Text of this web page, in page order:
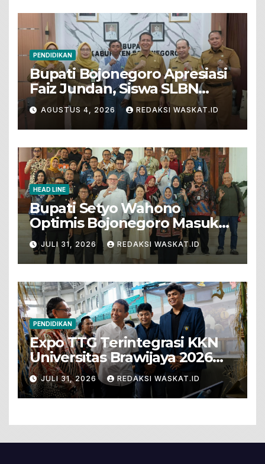
PENDIDIKAN
Bupati Bojonegoro Apresiasi
Faiz Jundan, Siswa SLBN
Gunungsari Baureno Masuk
LKS Diksus Tingkat Nasional
AGUSTUS 4, 2026 REDAKSI WASKAT.ID
HEAD LINE
Bupati Setyo Wahono
Optimis Bojonegoro Masuk
Unesco Global Geopark
JULI 31, 2026 REDAKSI WASKAT.ID
PENDIDIKAN
Expo TTG Terintegrasi KKN
Universitas Brawijaya 2026
Hadirkan Inovasi Peternakan
Untuk Bojonegoro
JULI 31, 2026 REDAKSI WASKAT.ID